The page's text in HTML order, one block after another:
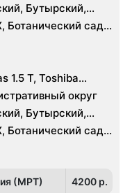
Бутырский,
Ростокино,
Южное
Ботанический сад,
Улица
Улица
1.5 Т, Toshiba
округ
Бутырский,
Ростокино,
Южное
Ботанический сад,
Улица
Улица
(МРТ) 4200 p.